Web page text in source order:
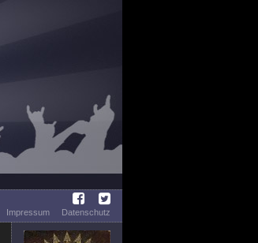
Impressum
Datenschutz